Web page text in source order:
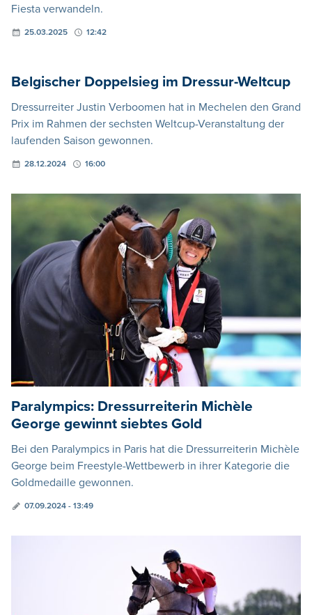
Fiesta verwandeln.
25.03.2025 12:42
Belgischer Doppelsieg im Dressur-Weltcup
Dressurreiter Justin Verboomen hat in Mechelen den Grand
Prix im Rahmen der sechsten Weltcup-Veranstaltung der
laufenden Saison gewonnen.
28.12.2024 16:00
Paralympics: Dressurreiterin Michèle
George gewinnt siebtes Gold
Bei den Paralympics in Paris hat die Dressurreiterin Michèle
George beim Freestyle-Wettbewerb in ihrer Kategorie die
Goldmedaille gewonnen.
07.09.2024 - 13:49